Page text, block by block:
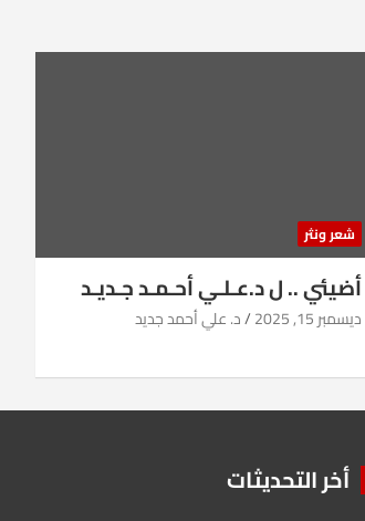
شعر ونثر
أضيئي .. ل د.عـلـي أحـمـد جـديـد
ديسمبر 15, 2025 د. علي أحمد جديد
أخر التحديثات